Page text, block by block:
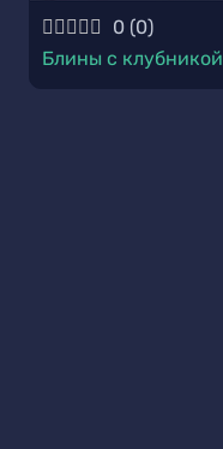
0 (0)
Блины с клубникой